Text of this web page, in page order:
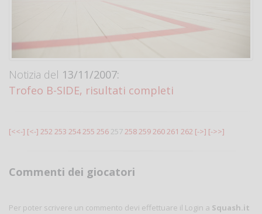
Notizia del 13/11/2007:
Trofeo B-SIDE, risultati completi
[<<-] [<-] 252 253 254255 256 257258259260261 262 [->] [->>]
Commenti dei giocatori
Per poter scrivere un commento devi effettuare il Login a Squash.it